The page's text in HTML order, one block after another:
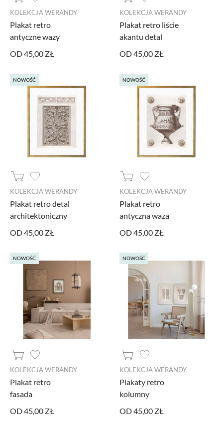
PROMOCJA
MARKI
KOLEKCJA WERANDY
Plakat retro
antyczne wazy
OD 45,00 ZŁ
KOLEKCJA WERANDY
Plakat retro liście
akantu detal
OD 45,00 ZŁ
NOWOŚĆ
KOLEKCJA WERANDY
Plakat retro detal
architektoniczny
OD 45,00 ZŁ
NOWOŚĆ
KOLEKCJA WERANDY
Plakat retro
antyczna waza
OD 45,00 ZŁ
NOWOŚĆ
KOLEKCJA WERANDY
Plakat retro
fasada
OD 45,00 ZŁ
NOWOŚĆ
KOLEKCJA WERANDY
Plakaty retro
kolumny
OD 45,00 ZŁ